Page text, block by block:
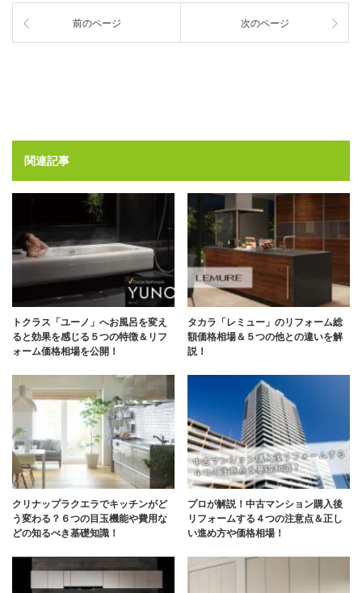
前のページ 次のページ
関連記事
トクラス「ユーノ」へお風呂を変え
ると効果を感じる５つの特徴＆リフ
ォーム価格相場を公開！
タカラ「レミュー」のリフォーム総
額価格相場＆５つの他との違いを解
説！
クリナップラクエラでキッチンがど
う変わる？６つの目玉機能や費用な
どの知るべき基礎知識！
プロが解説！中古マンション購入後
リフォームする４つの注意点＆正し
い進め方や価格相場！